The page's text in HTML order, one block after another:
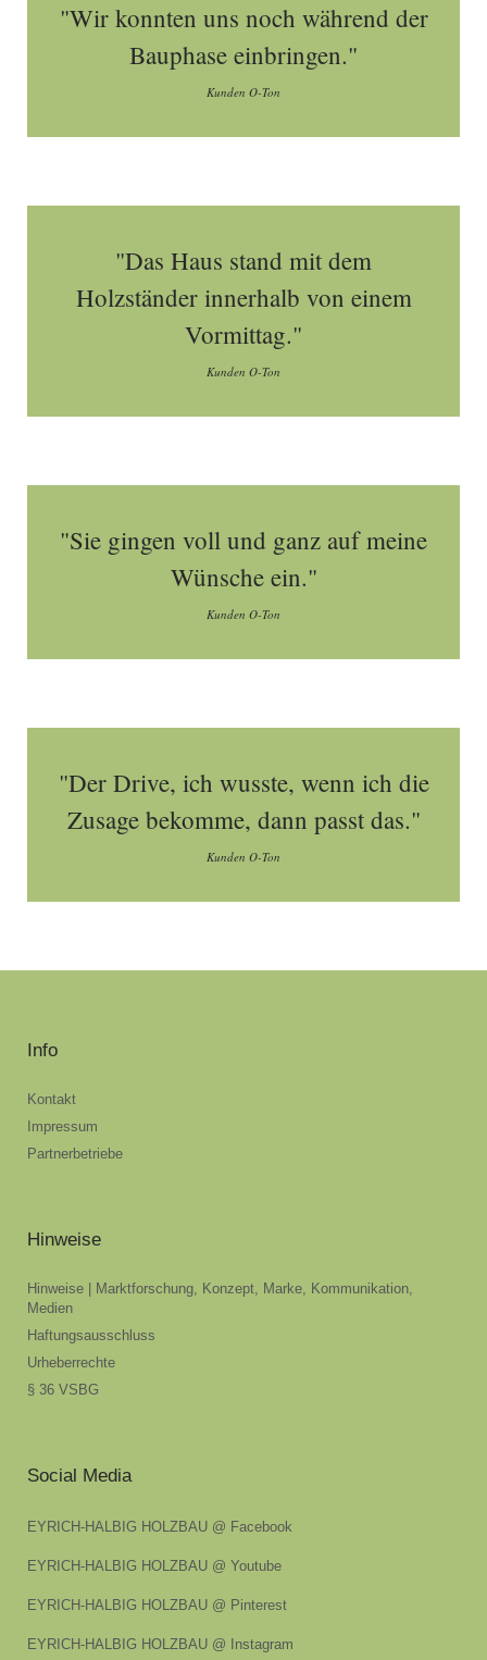
"Wir konnten uns noch während der
Bauphase einbringen."
Kunden O-Ton
"Das Haus stand mit dem
Holzständer innerhalb von einem
Vormittag."
Kunden O-Ton
"Sie gingen voll und ganz auf meine
Wünsche ein."
Kunden O-Ton
"Der Drive, ich wusste, wenn ich die
Zusage bekomme, dann passt das."
Kunden O-Ton
Info
Kontakt
Impressum
Partnerbetriebe
Hinweise
Hinweise | Marktforschung, Konzept, Marke, Kommunikation,
Medien
Haftungsausschluss
Urheberrechte
§ 36 VSBG
Social Media
EYRICH-HALBIG HOLZBAU @ Facebook
EYRICH-HALBIG HOLZBAU @ Youtube
EYRICH-HALBIG HOLZBAU @ Pinterest
EYRICH-HALBIG HOLZBAU @ Instagram